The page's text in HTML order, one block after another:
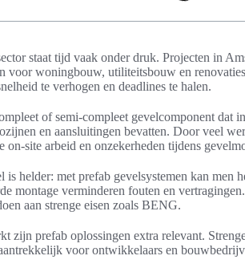
staat tijd vaak onder druk. Projecten in
voor woningbouw, utiliteitsbouw en
te verhogen en deadlines te halen.
of semi-compleet gevelcomponent dat
en aansluitingen bevatten. Door veel
on-site arbeid en onzekerheden tijdens
is helder: met prefab gevelsystemen kan men
montage verminderen fouten en
aan strenge eisen zoals BENG.
zijn prefab oplossingen extra relevant.
voor ontwikkelaars en